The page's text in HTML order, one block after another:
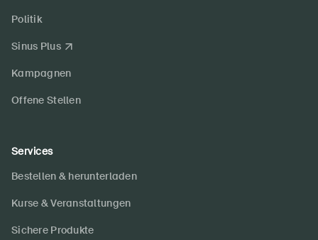
Politik
Sinus Plus
Kampagnen
Offene Stellen
Services
Bestellen & herunterladen
Kurse & Veranstaltungen
Sichere Produkte